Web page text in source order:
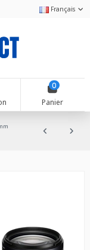
Français
0
Panier